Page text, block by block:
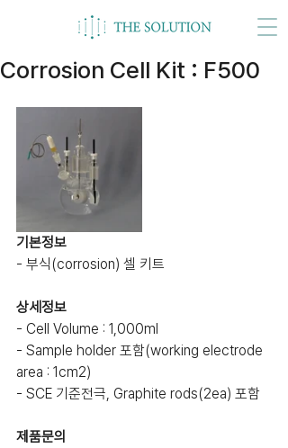
Corrosion Cell Kit : F500
기본정보
- 부식(corrosion) 셀 키트
상세정보
- Cell Volume : 1,000ml
- Sample holder 포함(working electrode
area : 1cm2)
- SCE 기준전극, Graphite rods(2ea) 포함
제품문의